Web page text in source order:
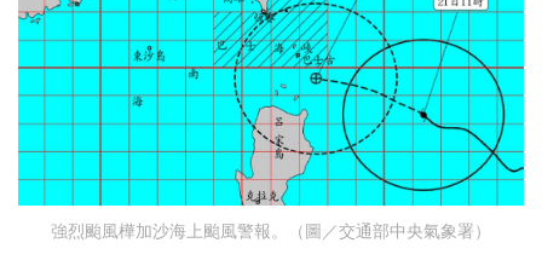
強烈颱風樺加沙海上颱風警報。（圖／交通部中央氣象署）